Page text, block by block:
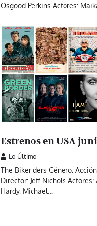
Osgood Perkins Actores:
Estrenos en USA
Lo Último
The Bikeriders Género:
Director: Jeff Nichols Actores:
Hardy, Michael…